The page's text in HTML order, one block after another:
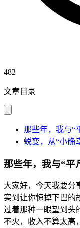
482
文章目录
那些年，我与“
蜕变，从“小确
那些年，我与“平
大家好，今天我要分
实到让你惊掉下巴的
过着那种一眼望到头
不火，收入不算太高